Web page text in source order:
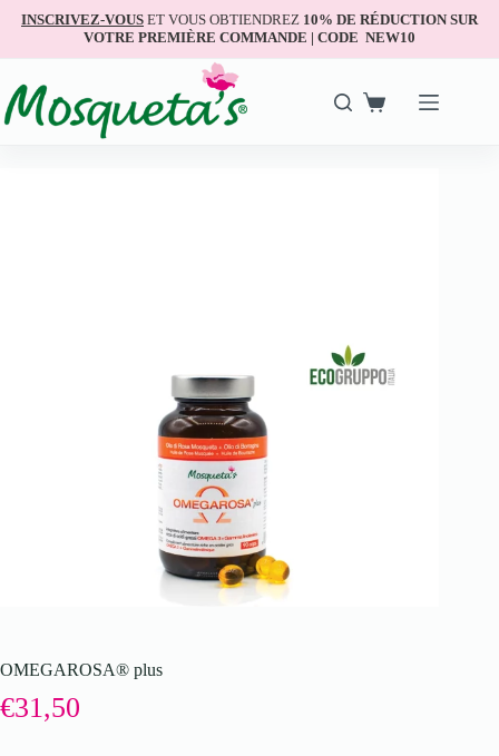
INSCRIVEZ-VOUS ET VOUS OBTIENDREZ 10% DE RÉDUCTION SUR
VOTRE PREMIÈRE COMMANDE | CODE NEW10
OMEGAROSA® plus
€31,50